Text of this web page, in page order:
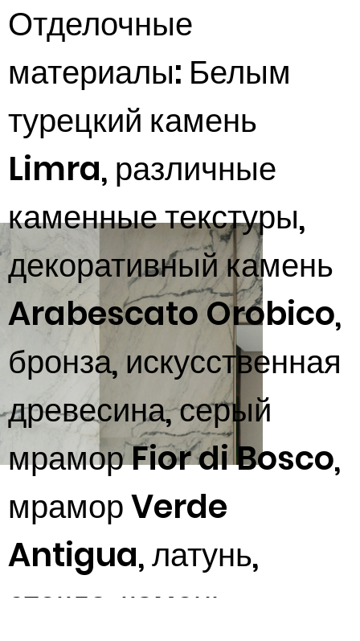
Отделочные
материалы: Белым
турецкий камень
Limra, различные
каменные текстуры,
декоративный камень
Arabescato Orobico,
бронза, искусственная
древесина, серый
мрамор Fior di Bosco,
мрамор Verde
Antigua, латунь,
стекло, камень